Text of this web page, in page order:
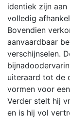
identiek zijn
volledig
Bovendien
aanvaardbaar
verschijnselen.
uiteraard tot de
vormen voor
Verder stelt hij
en is hij vol